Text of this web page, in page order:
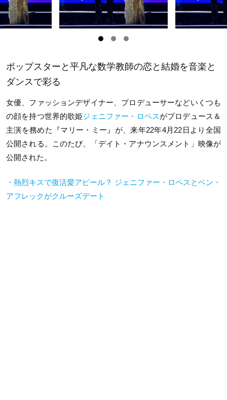
ポップスターと平凡な数学教師の恋と結婚を音楽と
ダンスで彩る
女優、ファッションデザイナー、プロデューサーなどいくつも
の顔を持つ世界的歌姫ジェニファー・ロペスがプロデュース＆
主演を務めた『マリー・ミー』が、来年22年4月22日より全国
公開される。このたび、「デイト・アナウンスメント」映像が
公開された。
・熱烈キスで復活愛アピール？ ジェニファー・ロペスとベン・
アフレックがクルーズデート